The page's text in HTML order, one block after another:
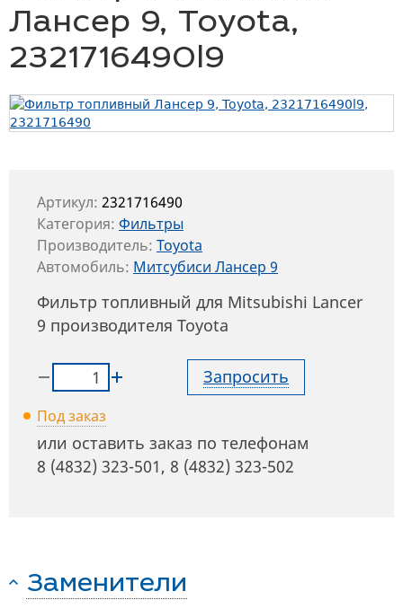
Лансер 9, Toyota,
2321716490l9
Артикул: 2321716490
Категория: Фильтры
Производитель: Toyota
Автомобиль: Митсубиси Лансер 9
Фильтр топливный для Mitsubishi Lancer
9 производителя Toyota
Запросить
Под заказ
или оставить заказ по телефонам
8 (4832) 323-501, 8 (4832) 323-502
Заменители